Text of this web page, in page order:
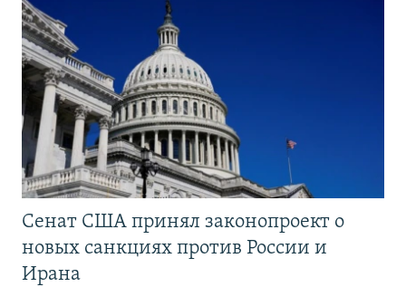
Сенат США принял законопроект о
новых санкциях против России и
Ирана